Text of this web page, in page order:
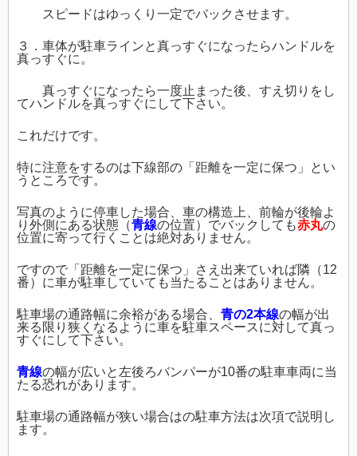
スピードはゆっくり一定でバックさせます。
３．車体が駐車ラインと真っすぐになったらハンドルを
真っすぐに。
真っすぐになったら一度止まった後、すえ切りをし
てハンドルを真っすぐにして下さい。
これだけです。
特に注意をするのは下線部の「距離を一定に保つ」とい
うところです。
写真のように停車した場合、車の構造上、前輪が後輪よ
り外側にある状態（青線の位置）でバックしても赤丸の
位置に寄って行くことは絶対ありません。
ですので「距離を一定に保つ」さえ出来ていれば隣（12
番）に車が駐車していても当たることはありません。
駐車場の通路幅に余裕がある場合、 青の2本線の幅が出
来る限り狭くなるように車を駐車スペースに対して真っ
すぐにして下さい。
青線の幅が広いと左後ろバンパーが10番の駐車車両に当
たる恐れがあります。
駐車場の通路幅が狭い場合はの駐車方法は次項で説明し
ます。